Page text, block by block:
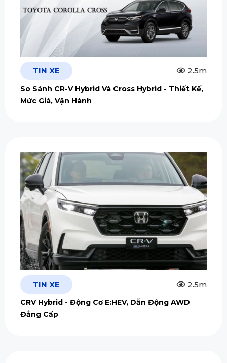
TIN XE 2.5m
So Sánh CR-V Hybrid Và Cross Hybrid - Thiết Kế,
Mức Giá, Vận Hành
TIN XE 2.5m
CRV Hybrid - Động Cơ E:HEV, Dẫn Động AWD
Đẳng Cấp